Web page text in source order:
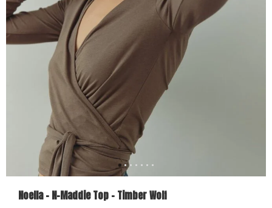
Noella - N-Maddie Top - Timber Wolf